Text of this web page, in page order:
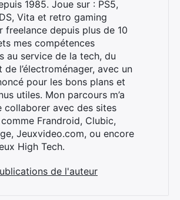
1985. Joue sur : PS5,
Vita et retro gaming
freelance depuis plus de 10
mes compétences
au service de la tech, du
de l’électroménager, avec un
pour les bons plans et
utiles. Mon parcours m’a
collaborer avec des sites
Frandroid, Clubic,
Jeuxvideo.com, ou encore
High Tech.
de l'auteur